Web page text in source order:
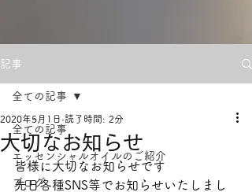
記事
全ての記事
エッセンシャルオイルのご紹介
ブログ
全ての記事
大切なお知らせ
2020年5月1日 読了時間: 2分
皆様に大切なお知らせです
先日各種SNS等でお知らせいたしまし